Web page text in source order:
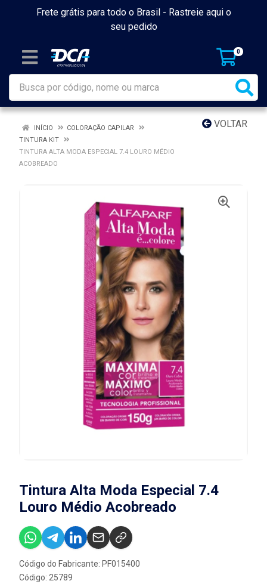
Frete grátis para todo o Brasil - Rastreie aqui o
seu pedido
0
VOLTAR
INÍCIO
COLORAÇÃO CAPILAR
TINTURA KIT
TINTURA ALTA MODA ESPECIAL 7.4 LOURO MÉDIO
ACOBREADO
Tintura Alta Moda Especial 7.4
Louro Médio Acobreado
Código do Fabricante: PF015400
Código: 25789